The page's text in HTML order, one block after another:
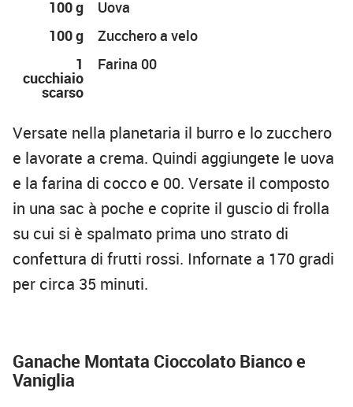
100 g
Uova
100 g
Zucchero a velo
1
cucchiaio
scarso
Farina 00
Versate nella planetaria il burro e lo zucchero
e lavorate a crema. Quindi aggiungete le uova
e la farina di cocco e 00. Versate il composto
in una sac à poche e coprite il guscio di frolla
su cui si è spalmato prima uno strato di
confettura di frutti rossi. Infornate a 170 gradi
per circa 35 minuti.
Ganache Montata Cioccolato Bianco e
Vaniglia